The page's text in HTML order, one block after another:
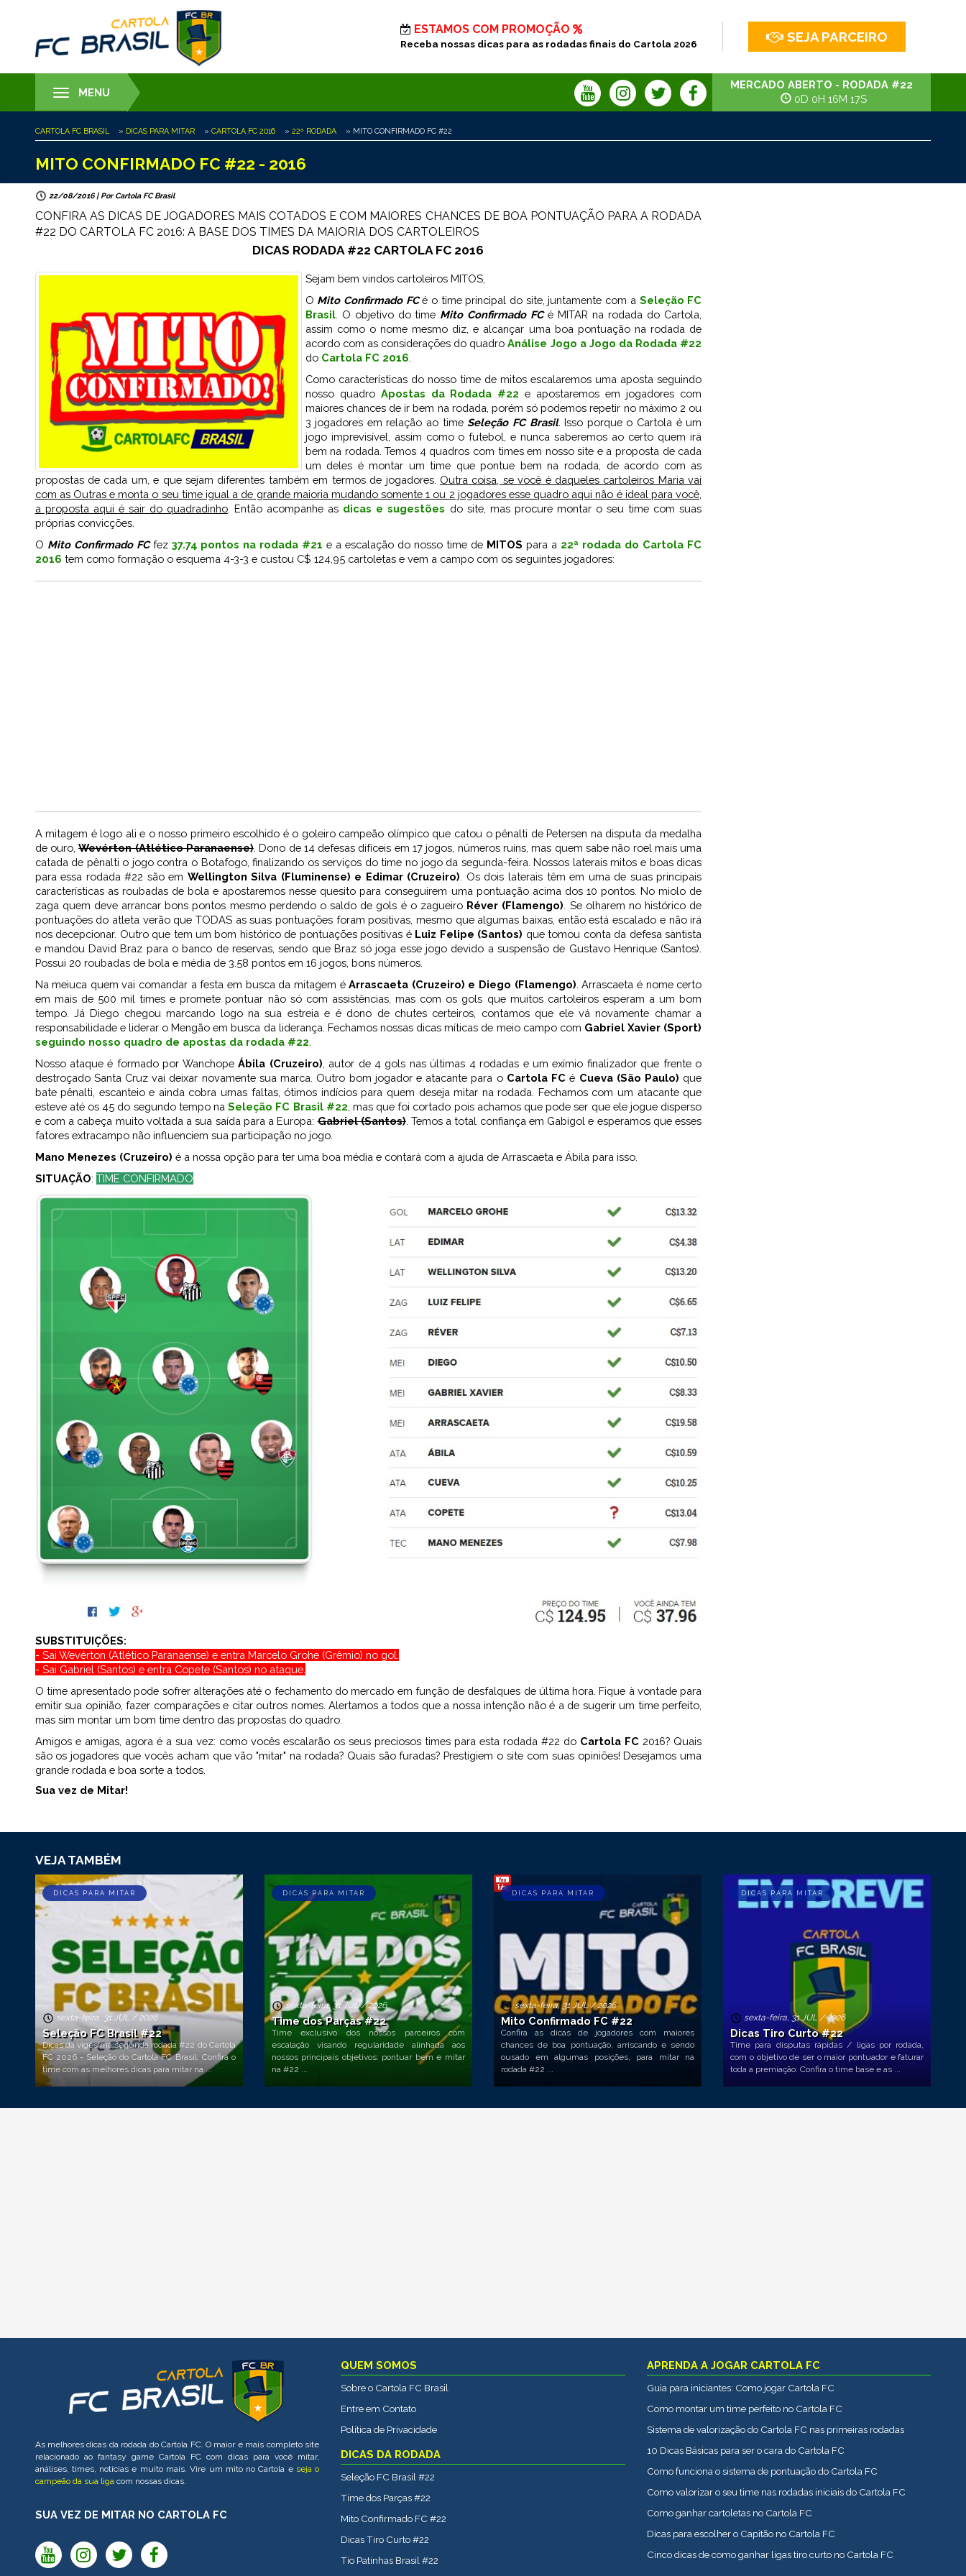
ESTAMOS COM PROMOÇÃO
Receba nossas dicas para as rodadas finais do Cartola 2026 SEJA PARCEIRO
Toggle
navigation
MENU
MERCADO ABERTO - RODADA #22
0D 0H 16M 16S
CARTOLA FC BRASIL » DICAS PARA MITAR » CARTOLA FC 2016 » 22ª RODADA » MITO CONFIRMADO FC #22
MITO CONFIRMADO FC #22 - 2016
22/08/2016 | PorCartola FC Brasil
CONFIRA AS DICAS DE JOGADORES MAIS COTADOS E COM MAIORES CHANCES DE BOA PONTUAÇÃO PARA A RODADA
#22 DO CARTOLA FC 2016: A BASE DOS TIMES DA MAIORIA DOS CARTOLEIROS
DICAS RODADA #22 CARTOLA FC 2016
Sejam bem vindos cartoleiros MITOS,
O Mito Confirmado FCé o time principal do site, juntamente com a Seleção FC
Brasil. O objetivo do time Mito Confirmado FCé MITAR na rodada do Cartola,
assim como o nome mesmo diz, e alcançar uma boa pontuação na rodada de
acordo com as considerações do quadroAnálise Jogo a Jogo da Rodada #22
do Cartola FC 2016
Como características do nosso time de mitos escalaremos uma aposta seguindo
nosso quadro Apostas da Rodada #22 e apostaremos em jogadores com
maiores chances de ir bem na rodada, porém só podemos repetir no máximo 2 ou
3 jogadores em relação ao timeSeleção FC Brasil. Isso porque o Cartola é um
jogo imprevisível, assim como o futebol, e nunca saberemos ao certo quem irá
bem na rodada. Temos 4 quadros com times em nosso site e a proposta de cada
um deles é montar um time que pontue bem na rodada, de acordo com as
propostas de cada um, e que sejam diferentes também em termos de jogadores. Outra coisa, se você é daqueles cartoleiros Maria vai
com as Outras e monta o seu time igual a de grande maioria mudando somente 1 ou 2 jogadores esse quadro aqui não é ideal para você,
a proposta aqui é sair do quadradinho . Então acompanhe as dicas e sugestões do site, mas procure montar o seu time com suas
próprias convicções.
O Mito Confirmado FCfez 37.74 pontos na rodada #21 e a escalação do nosso time de MITOS para a 22ª rodada do Cartola FC
2016 tem como formação o esquema 4-3-3 e custou C$ 124,95 cartoletas e vem a campo com os seguintes jogadores:
A mitagem é logo ali e o nosso primeiro escolhido é o goleiro campeão olímpico que catou o pênalti de Petersen na disputa da medalha
de ouro,Wevérton (Atlético Paranaense). Dono de 14 defesas difíceis em 17 jogos, números ruins, mas quem sabe não roel mais uma
catada de pênalti o jogo contra o Botafogo, finalizando os serviços do time no jogo da segunda-feira. Nossos laterais mitos e boas dicas
para essa rodada #22 são em Wellington Silva (Fluminense) e Edimar (Cruzeiro) . Os dois laterais têm em uma de suas principais
características as roubadas de bola e apostaremos nesse quesito para conseguirem uma pontuação acima dos 10 pontos. No miolo de
zaga quem deve arrancar bons pontos mesmo perdendo o saldo de gols é o zagueiro Réver (Flamengo) . Se olharem no histórico de
pontuações do atleta verão que TODAS as suas pontuações foram positivas, mesmo que algumas baixas, então está escalado e não irá
nos decepcionar. Outro que tem um bom histórico de pontuações positivas é Luiz Felipe (Santos) que tomou conta da defesa santista
e mandou David Braz para o banco de reservas, sendo que Braz só joga esse jogo devido a suspensão de Gustavo Henrique (Santos).
Possui 20 roubadas de bola e média de 3.58 pontos em 16 jogos, bons números.
Na meiuca quem vai comandar a festa em busca da mitagem éArrascaeta (Cruzeiro) e Diego (Flamengo) . Arrascaeta é nome certo
em mais de 500 mil times e promete pontuar não só com assistências, mas com os gols que muitos cartoleiros esperam a um bom
tempo. Já Diego chegou marcando logo na sua estreia e é dono de chutes certeiros, contamos que ele vá novamente chamar a
responsabilidade e liderar o Mengão em busca da liderança. Fechamos nossas dicas míticas de meio campo com Gabriel Xavier (Sport)
seguindo nosso quadro de apostas da rodada #22
Nosso ataque é formado por WanchopeÁbila (Cruzeiro) , autor de 4 gols nas últimas 4 rodadas e um exímio finalizador que frente o
destroçado Santa Cruz vai deixar novamente sua marca. Outro bom jogador e atacante para o Cartola FC é Cueva (São Paulo) que
bate pênalti, escanteio e ainda cobra umas faltas, ótimos indícios para quem deseja mitar na rodada. Fechamos com um atacante que
esteve até os 45 do segundo tempo naSeleção FC Brasil #22 , mas que foi cortado pois achamos que pode ser que ele jogue disperso
e com a cabeça muito voltada a sua saída para a Europa:Gabriel (Santos). Temos a total confiança em Gabigol e esperamos que esses
fatores extracampo não influenciem sua participação no jogo.
Mano Menezes (Cruzeiro) é a nossa opção para ter uma boa média e contará com a ajuda de Arrascaeta e Ábila para isso.
SITUAÇÃO: TIME CONFIRMADO
SUBSTITUIÇÕES:
- Sai Wevérton (Atlético Paranaense) e entra Marcelo Grohe (Grêmio) no gol.
- Sai Gabriel (Santos) e entra Copete (Santos) no ataque.
O time apresentado pode sofrer alterações até o fechamento do mercado em função de desfalques de última hora. Fique à vontade para
emitir sua opinião, fazer comparações e citar outros nomes. Alertamos a todos que a nossa intenção não é a de sugerir um time perfeito,
mas sim montar um bom time dentro das propostas do quadro.
Amigos e amigas, agora é a sua vez: como vocês escalarão os seus preciosos times para esta rodada #22 do Cartola FC 2016? Quais
são os jogadores que vocês acham que vão "mitar" na rodada? Quais são furadas? Prestigiem o site com suas opiniões! Desejamos uma
grande rodada e boa sorte a todos.
Sua vez de Mitar!
VEJA TAMBÉM
DICAS PARA MITAR
sexta-feira, 31 JUL / 2026
Seleção FC Brasil #22
Dicas da vigésima segunda rodada #22 do Cartola
FC 2026 - Seleção do Cartola FC Brasil. Confira o
time com as melhores dicas para mitar na ...
DICAS PARA MITAR
sexta-feira, 31 JUL / 2026
Time dos Parças #22
Time exclusivo dos nossos parceiros com
escalação visando regularidade alinhada aos
nossos principais objetivos: pontuar bem e mitar
na #22 ...
DICAS PARA MITAR
sexta-feira, 31 JUL / 2026
Mito Confirmado FC #22
Confira as dicas de jogadores com maiores
chances de boa pontuação, arriscando e sendo
ousado em algumas posições, para mitar na
rodada #22 ...
DICAS PARA MITAR
sexta-feira, 31 JUL / 2026
Dicas Tiro Curto #22
Time para disputas rápidas / ligas por rodada,
com o objetivo de ser o maior pontuador e faturar
toda a premiação. Confira o time base e as ...
As melhores dicas da rodada do Cartola FC. O maior e mais completo site
relacionado ao fantasy game Cartola FC com dicas para você mitar,
análises, times, notícias e muito mais. Vire um mito no Cartola e seja o
campeão da sua ligacom nossas dicas.
SUA VEZ DE MITAR NO CARTOLA FC
QUEM SOMOS
Sobre o Cartola FC Brasil
Entre em Contato
Política de Privacidade
DICAS DA RODADA
Seleção FC Brasil #22
Time dos Parças #22
Mito Confirmado FC #22
Dicas Tiro Curto #22
Tio Patinhas Brasil #22
APRENDA A JOGAR CARTOLA FC
Guia para iniciantes: Como jogar Cartola FC
Como montar um time perfeito no Cartola FC
Sistema de valorização do Cartola FC nas primeiras rodadas
10 Dicas Básicas para ser o cara do Cartola FC
Como funciona o sistema de pontuação do Cartola FC
Como valorizar o seu time nas rodadas iniciais do Cartola FC
Como ganhar cartoletas no Cartola FC
Dicas para escolher o Capitão no Cartola FC
Cinco dicas de como ganhar ligas tiro curto no Cartola FC